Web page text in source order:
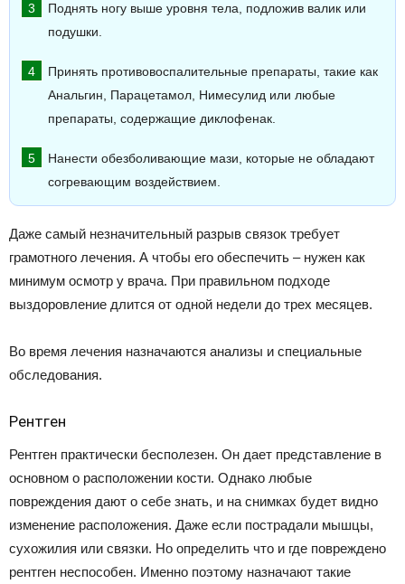
Поднять ногу выше уровня тела, подложив валик или
подушки.
Принять противовоспалительные препараты, такие как
Анальгин, Парацетамол, Нимесулид или любые
препараты, содержащие диклофенак.
Нанести обезболивающие мази, которые не обладают
согревающим воздействием.
Даже самый незначительный разрыв связок требует
грамотного лечения. А чтобы его обеспечить – нужен как
минимум осмотр у врача. При правильном подходе
выздоровление длится от одной недели до трех месяцев.
Во время лечения назначаются анализы и специальные
обследования.
Рентген
Рентген практически бесполезен. Он дает представление в
основном о расположении кости. Однако любые
повреждения дают о себе знать, и на снимках будет видно
изменение расположения. Даже если пострадали мышцы,
сухожилия или связки. Но определить что и где повреждено
рентген неспособен. Именно поэтому назначают такие